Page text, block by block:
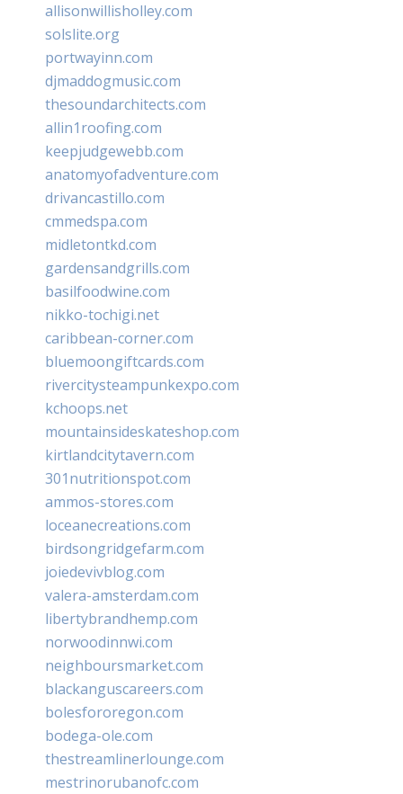
allisonwillisholley.com
solslite.org
portwayinn.com
djmaddogmusic.com
thesoundarchitects.com
allin1roofing.com
keepjudgewebb.com
anatomyofadventure.com
drivancastillo.com
cmmedspa.com
midletontkd.com
gardensandgrills.com
basilfoodwine.com
nikko-tochigi.net
caribbean-corner.com
bluemoongiftcards.com
rivercitysteampunkexpo.com
kchoops.net
mountainsideskateshop.com
kirtlandcitytavern.com
301nutritionspot.com
ammos-stores.com
loceanecreations.com
birdsongridgefarm.com
joiedevivblog.com
valera-amsterdam.com
libertybrandhemp.com
norwoodinnwi.com
neighboursmarket.com
blackanguscareers.com
bolesfororegon.com
bodega-ole.com
thestreamlinerlounge.com
mestrinorubanofc.com